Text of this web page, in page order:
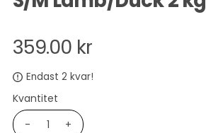
359.00 kr
Endast 2 kvar!
Kvantitet
-
+